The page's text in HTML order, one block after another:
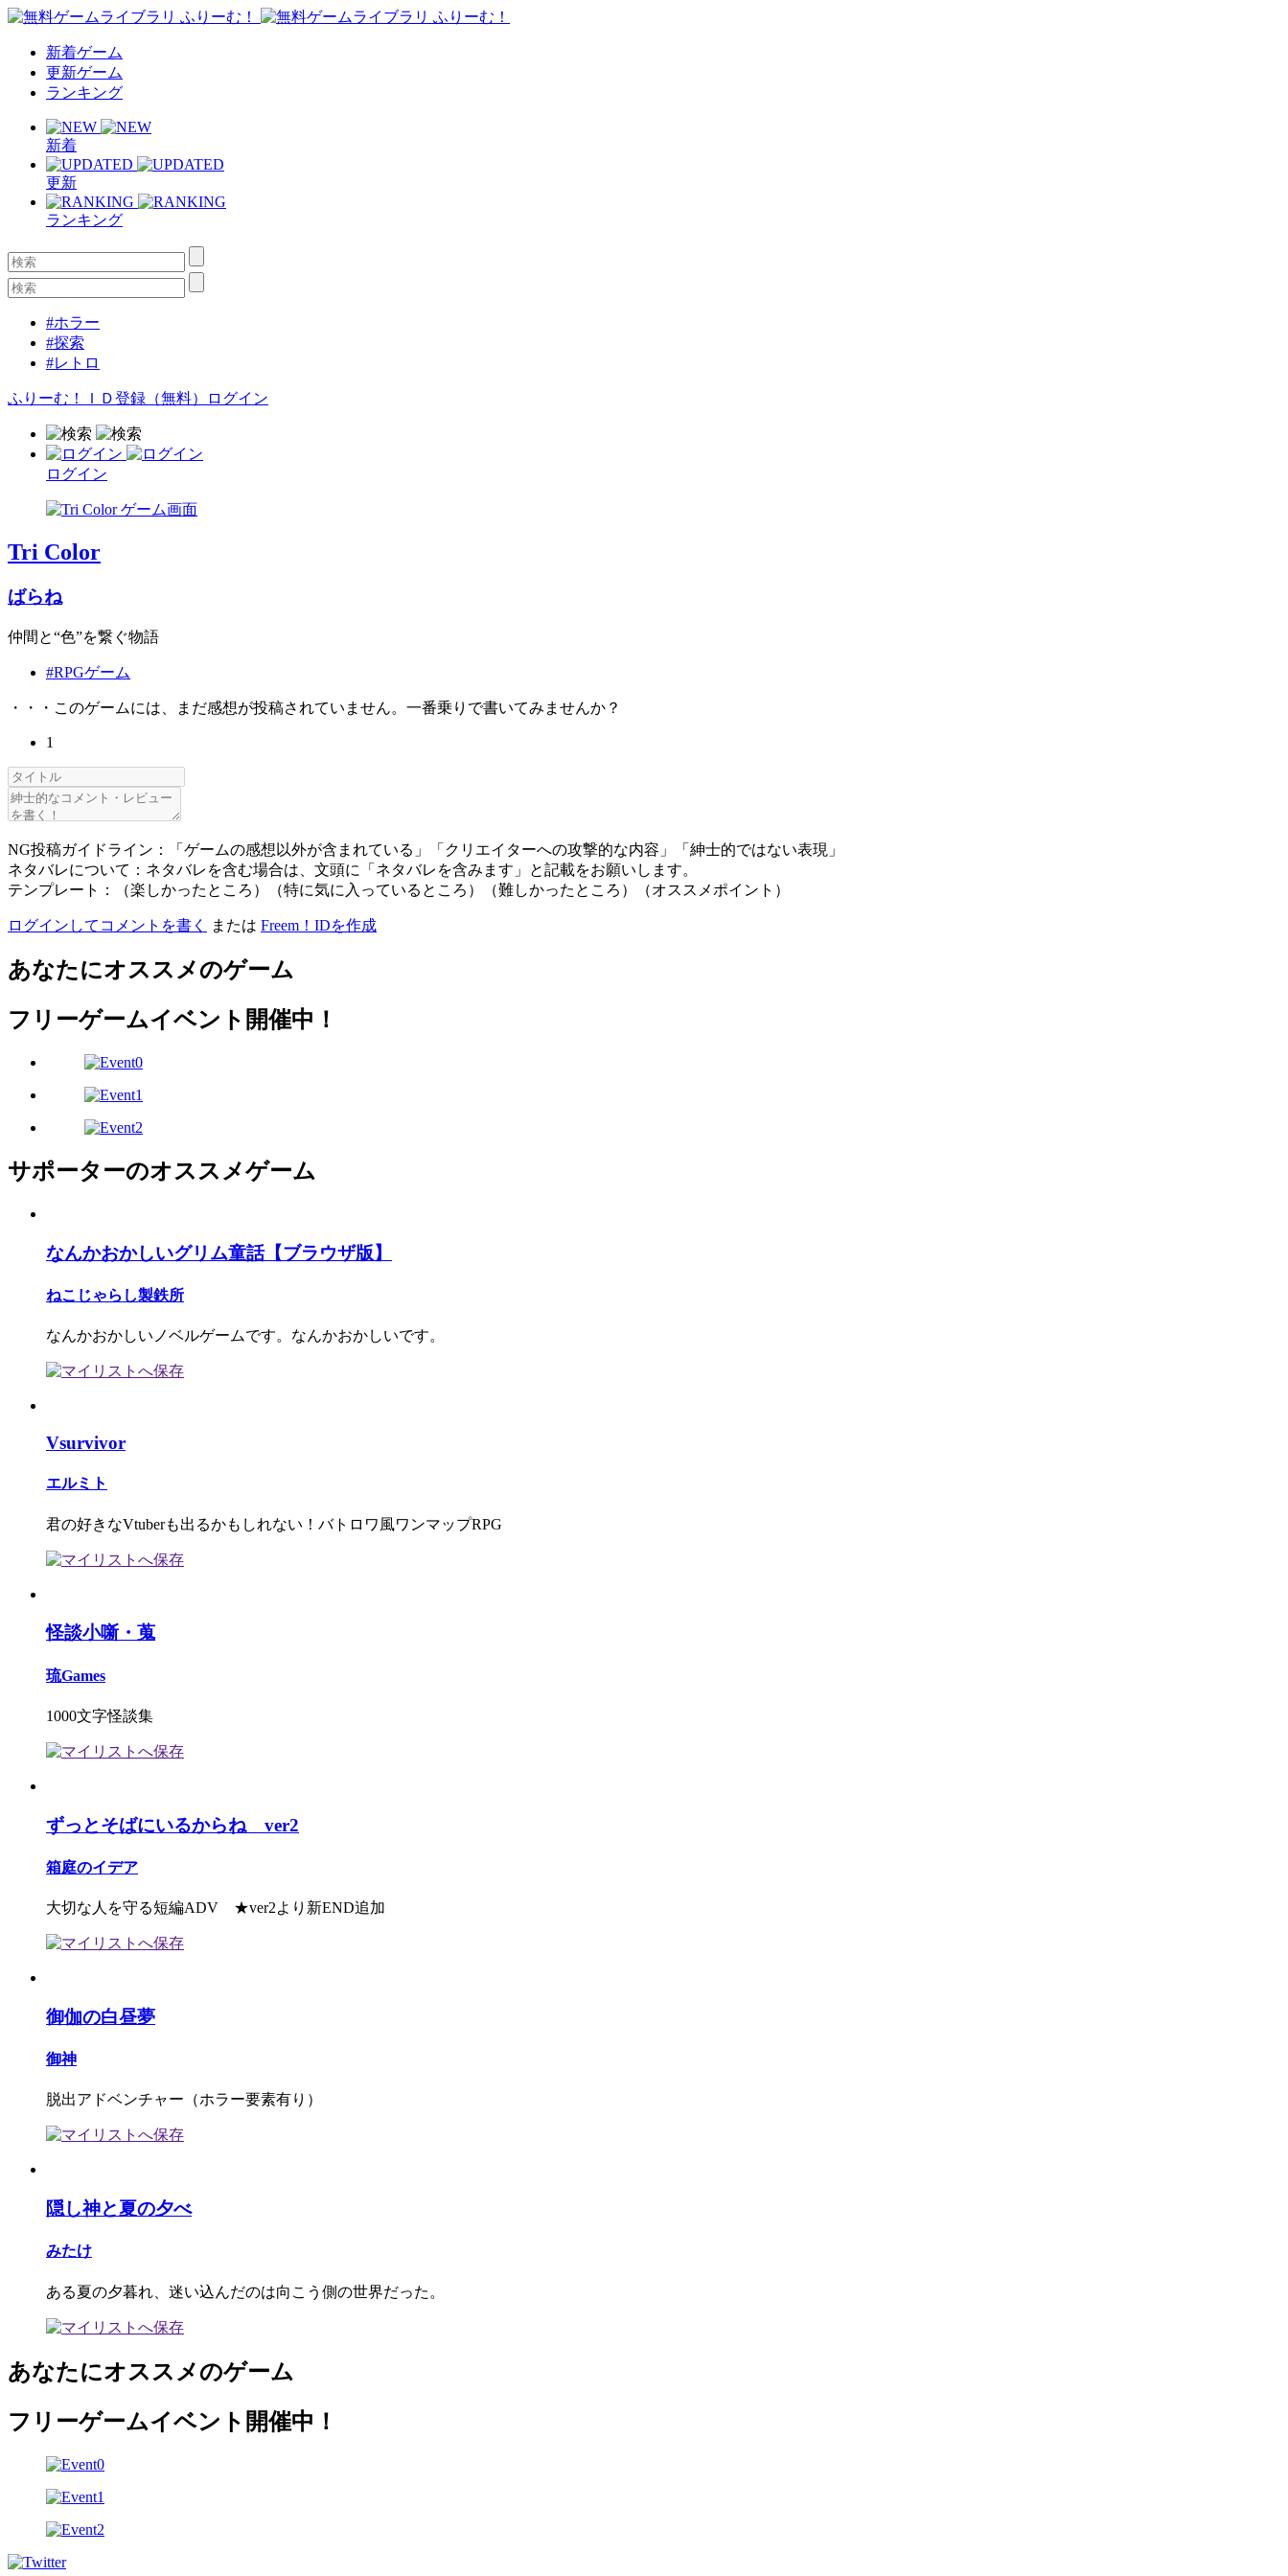
新着ゲーム
更新ゲーム
ランキング
新着
更新
ランキング
#ホラー
#探索
#レトロ
ふりーむ！ＩＤ登録（無料） ログイン
ログイン
Tri Color
ばらね
仲間と“色”を繋ぐ物語
#RPGゲーム
・・・このゲームには、まだ感想が投稿されていません。一番乗りで書いてみませんか？
1
NG投稿ガイドライン：「ゲームの感想以外が含まれている」「クリエイターへの攻撃的な内容」「紳士的ではない表現」
ネタバレについて：ネタバレを含む場合は、文頭に「ネタバレを含みます」と記載をお願いします。
テンプレート：（楽しかったところ）（特に気に入っているところ）（難しかったところ）（オススメポイント）
ログインしてコメントを書く または Freem！IDを作成
あなたにオススメのゲーム
フリーゲームイベント開催中！
サポーターのオススメゲーム
なんかおかしいグリム童話【ブラウザ版】
ねこじゃらし製鉄所
なんかおかしいノベルゲームです。なんかおかしいです。
Vsurvivor
エルミト
君の好きなVtuberも出るかもしれない！バトロワ風ワンマップRPG
怪談小噺・蒐
琉Games
1000文字怪談集
ずっとそばにいるからね ver2
箱庭のイデア
大切な人を守る短編ADV ★ver2より新END追加
御伽の白昼夢
御神
脱出アドベンチャー（ホラー要素有り）
隠し神と夏の夕べ
みたけ
ある夏の夕暮れ、迷い込んだのは向こう側の世界だった。
あなたにオススメのゲーム
フリーゲームイベント開催中！